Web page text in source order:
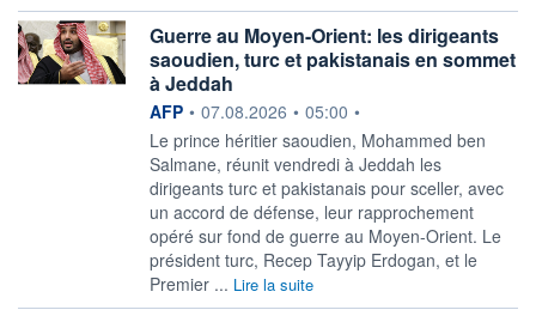
Guerre au Moyen-Orient: les dirigeants
saoudien, turc et pakistanais en sommet
à Jeddah
information fournie par
AFP • 07.08.2026 • 05:00 •
Le prince héritier saoudien, Mohammed ben
Salmane, réunit vendredi à Jeddah les
dirigeants turc et pakistanais pour sceller, avec
un accord de défense, leur rapprochement
opéré sur fond de guerre au Moyen-Orient. Le
président turc, Recep Tayyip Erdogan, et le
Premier ... Lire la suite